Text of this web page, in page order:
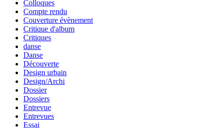
Colloques
Compte rendu
Couverture évènement
Critique d'album
Critiques
danse
Danse
Découverte
Design urbain
Design/Archi
Dossier
Dossiers
Entrevue
Entrevues
Essai